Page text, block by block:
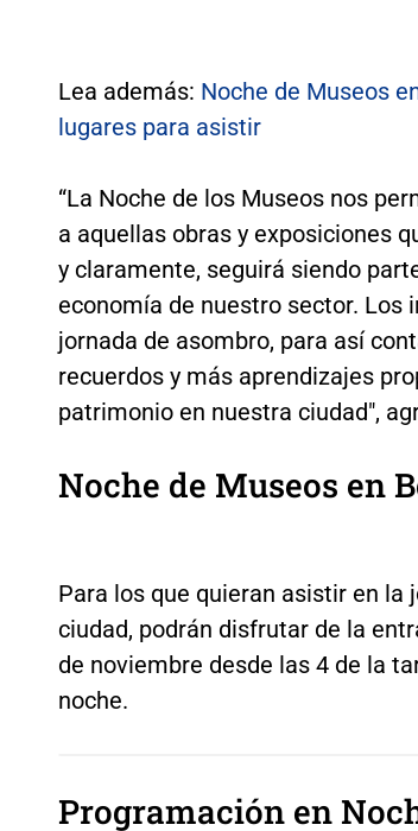
Lea además: Noche de Museos
lugares para asistir
“La Noche de los Museos nos
a aquellas obras y exposiciones
y claramente, seguirá siendo
economía de nuestro sector. Los
jornada de asombro, para así
recuerdos y más aprendizajes
patrimonio en nuestra ciudad",
Noche de Museos en
Para los que quieran asistir en la
ciudad, podrán disfrutar de la
de noviembre desde las 4 de la
noche.
Programación en